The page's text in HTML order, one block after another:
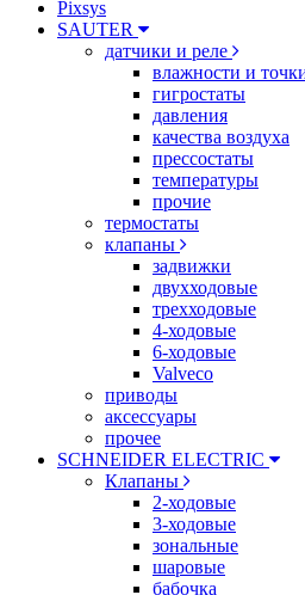
Pixsys
SAUTER
датчики и реле
влажности и
гигростаты
давления
качества воздуха
прессостаты
температуры
прочие
термостаты
клапаны
задвижки
двухходовые
трехходовые
4-ходовые
6-ходовые
Valveco
приводы
аксессуары
прочее
SCHNEIDER ELECTRIC
Клапаны
2-ходовые
3-ходовые
зональные
шаровые
бабочка